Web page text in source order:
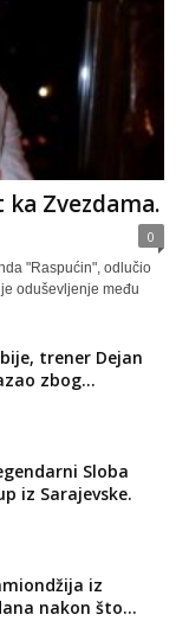
Zvezdama.
0
"Raspućin", odlučio
oduševljenje među
trener Dejan
zbog...
Sloba
iz Sarajevske.
iz
nakon što...